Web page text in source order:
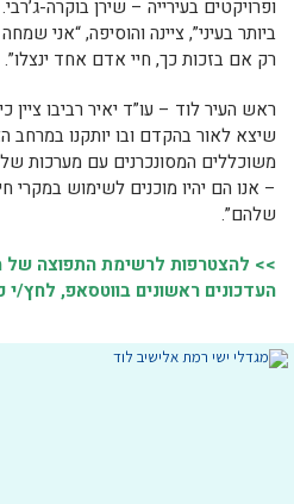
מי שעומדת מאחורי הוצאת המיזם
ופרויקטים בעירייה – שירן בוקרה-
רק אם בזכות כך, חיי אדם אחד ינצלו”.
ראש העיר לוד – עו”ד יאיר רביבו ציין
משוכללים המסונכרנים עם מערכות
שלהם”.
העדכונים ראשונים בווטסאפ, לחץ/י